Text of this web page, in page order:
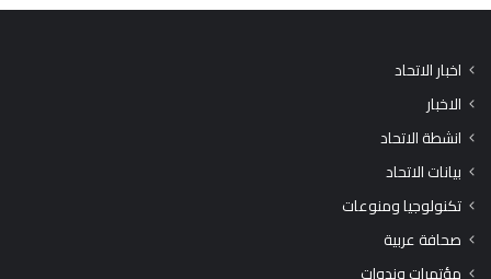
اخبار الاتحاد
الاخبار
انشطة الاتحاد
بيانات الاتحاد
تكنولوجيا ومنوعات
صحافة عربية